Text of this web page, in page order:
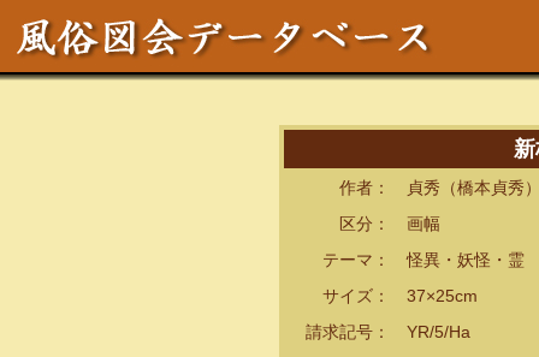
作者： 貞秀（橋本貞秀
区分： 画幅
テーマ： 怪異・妖怪・霊
サイズ： 37×25cm
請求記号： YR/5/Ha